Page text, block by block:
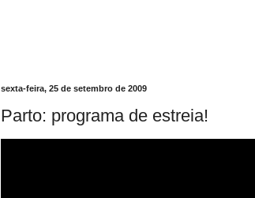
sexta-feira, 25 de setembro de 2009
Parto: programa de estreia!